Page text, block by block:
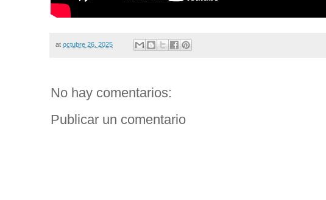
at octubre 26, 2025
No hay comentarios:
Publicar un comentario